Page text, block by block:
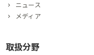
ニュース
メディア
取扱分野